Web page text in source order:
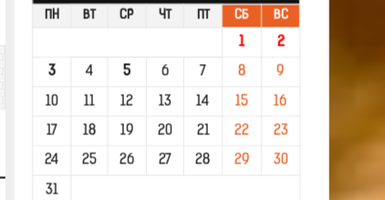
ПН ВТ СР ЧТ ПТ СБ ВС
1 2
3 4 5 6 7 8 9
10 11 12 13 14 15 16
17 18 19 20 21 22 23
24 25 26 27 28 29 30
31